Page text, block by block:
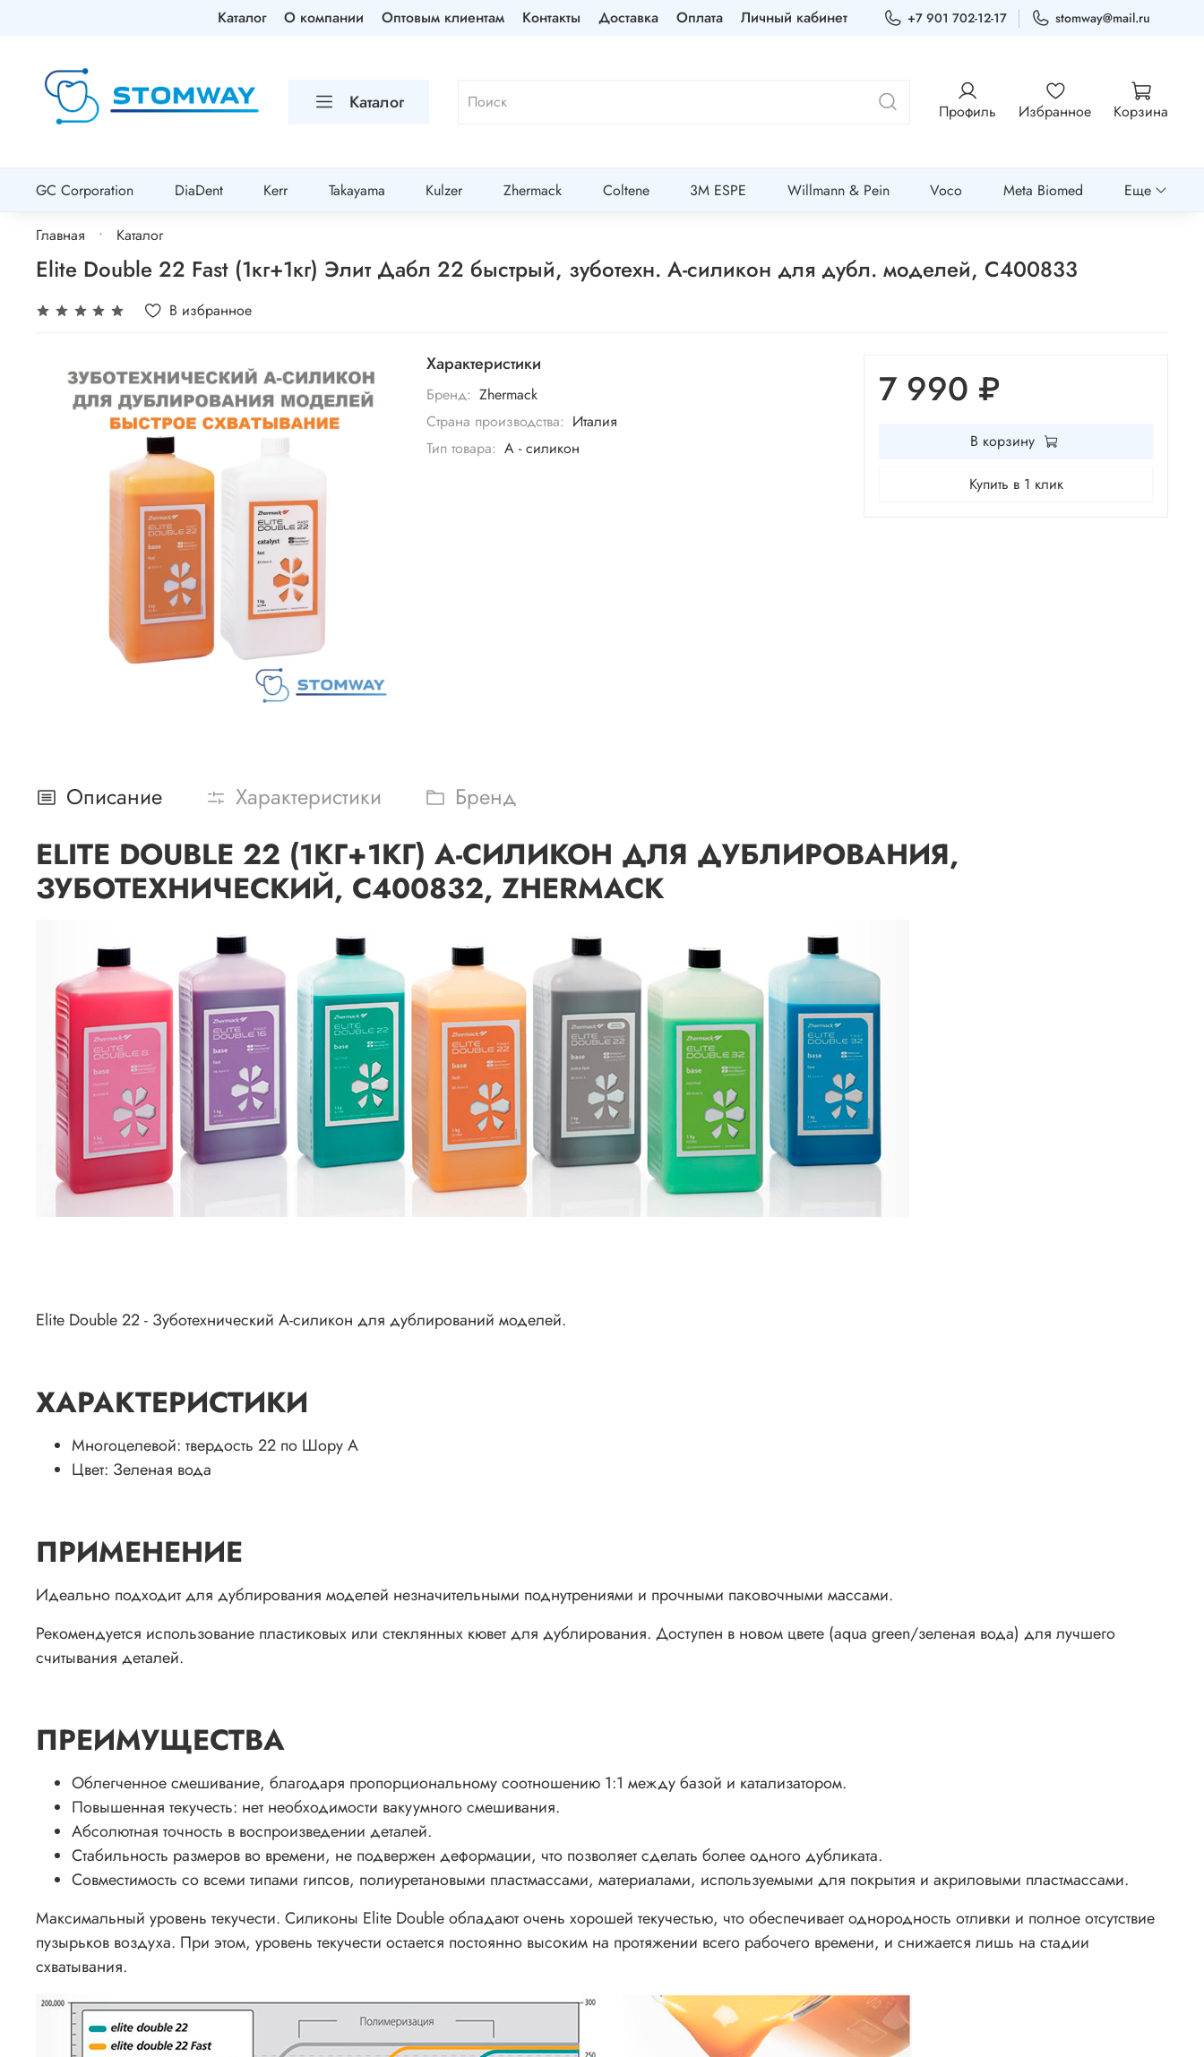
Каталог О компании Оптовым клиентам Контакты Доставка Оплата Личный кабинет +7 901 702-12-17 stomway@mail.ru
Каталог Профиль Избранное Корзина
GC Corporation DiaDent Kerr Takayama Kulzer Zhermack Coltene 3M ESPE Willmann & Pein Voco Meta Biomed Еще
Главная Каталог
Elite Double 22 Fast (1кг+1кг) Элит Дабл 22 быстрый, зуботехн. А-силикон для дубл. моделей, C400833
В избранное
Характеристики
Бренд: Zhermack
Страна производства: Италия
Тип товара: A - силикон
7 990 ₽
В корзину
Купить в 1 клик
Описание Характеристики Бренд
ELITE DOUBLE 22 (1КГ+1КГ) А-СИЛИКОН ДЛЯ ДУБЛИРОВАНИЯ,
ЗУБОТЕХНИЧЕСКИЙ, С400832, ZHERMACK
Elite Double 22 - Зуботехнический А-силикон для дублирований моделей.
ХАРАКТЕРИСТИКИ
Многоцелевой: твердость 22 по Шору А
Цвет: Зеленая вода
ПРИМЕНЕНИЕ
Идеально подходит для дублирования моделей незначительными поднутрениями и прочными паковочными массами.
Рекомендуется использование пластиковых или стеклянных кювет для дублирования. Доступен в новом цвете (aqua green/зеленая вода) для лучшего
считывания деталей.
ПРЕИМУЩЕСТВА
Облегченное смешивание, благодаря пропорциональному соотношению 1:1 между базой и катализатором.
Повышенная текучесть: нет необходимости вакуумного смешивания.
Абсолютная точность в воспроизведении деталей.
Стабильность размеров во времени, не подвержен деформации, что позволяет сделать более одного дубликата.
Совместимость со всеми типами гипсов, полиуретановыми пластмассами, материалами, используемыми для покрытия и акриловыми пластмассами.
Максимальный уровень текучести. Силиконы Elite Double обладают очень хорошей текучестью, что обеспечивает однородность отливки и полное отсутствие
пузырьков воздуха. При этом, уровень текучести остается постоянно высоким на протяжении всего рабочего времени, и снижается лишь на стадии
схватывания.